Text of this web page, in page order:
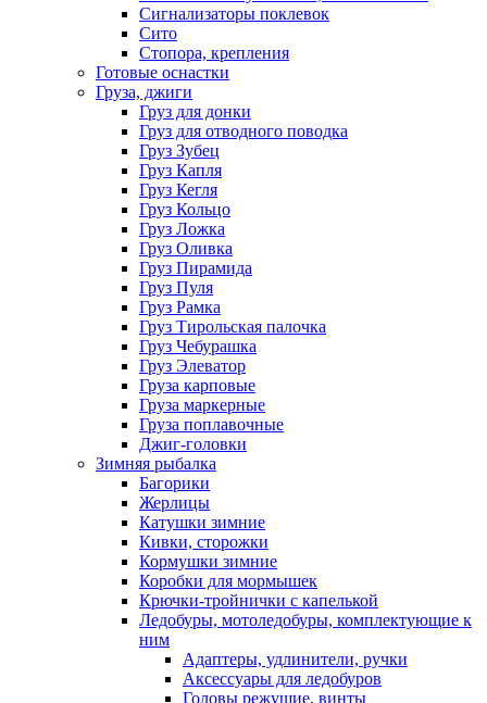
Сигнализаторы поклевок
Сито
Стопора, крепления
Готовые оснастки
Груза, джиги
Груз для донки
Груз для отводного поводка
Груз Зубец
Груз Капля
Груз Кегля
Груз Кольцо
Груз Ложка
Груз Оливка
Груз Пирамида
Груз Пуля
Груз Рамка
Груз Тирольская палочка
Груз Чебурашка
Груз Элеватор
Груза карповые
Груза маркерные
Груза поплавочные
Джиг-головки
Зимняя рыбалка
Багорики
Жерлицы
Катушки зимние
Кивки, сторожки
Кормушки зимние
Коробки для мормышек
Крючки-тройнички с капелькой
Ледобуры, мотоледобуры, комплектующие к
ним
Адаптеры, удлинители, ручки
Аксессуары для ледобуров
Головы режущие, винты